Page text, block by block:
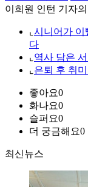
이희원 인턴 기자
⌞ 시니어가 이
다
⌞ 역사 담은
⌞ 은퇴 후 취
좋아요0
화나요0
슬퍼요0
더 궁금해요0
최신뉴스